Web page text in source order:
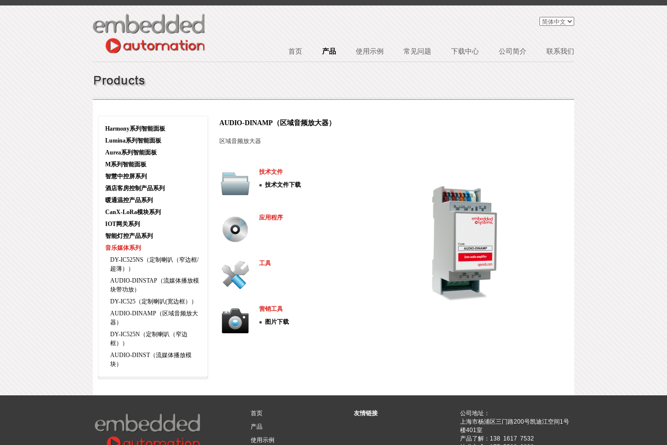
首页 产品 使用示例 常见问题 下载中心 公司简介 联系我们
Harmony系列智能面板
Lumina系列智能面板
Aurea系列智能面板
M系列智能面板
智慧中控屏系列
酒店客房控制产品系列
暖通温控产品系列
CanX-LoRa模块系列
IOT网关系列
智能灯控产品系列
音乐媒体系列
DY-IC525NS（定制喇叭（窄边框/
超薄））
AUDIO-DINSTAP（流媒体播放模
块带功放）
DY-IC525（定制喇叭(宽边框））
AUDIO-DINAMP（区域音频放大
器）
DY-IC525N（定制喇叭（窄边
框））
AUDIO-DINST（流媒体播放模
块）
AUDIO-DINAMP（区域音频放大器）
区域音频放大器
技术文件
技术文件下载
应用程序
工具
营销工具
图片下载
首页
产品
使用示例
友情链接
公司地址：
上海市杨浦区三门路200号凯迪江空间1号
楼401室
产品了解：138 1617 7532